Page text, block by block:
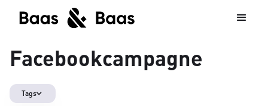
Facebookcampagne
Tags